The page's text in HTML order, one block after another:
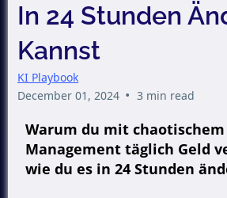
In 24 Stunden
Kannst
KI Playbook
December 01, 2024 • 3 min read
Warum du mit chaotischem
Management täglich Geld
wie du es in 24 Stunden